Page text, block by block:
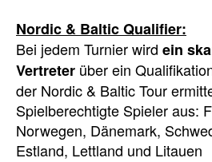
Nordic & Baltic Qualifier:
Bei jedem Turnier wird ein
Vertreter über ein
der Nordic & Baltic Tour
Spielberechtigte Spieler aus:
Norwegen, Dänemark,
Estland, Lettland und Litauen